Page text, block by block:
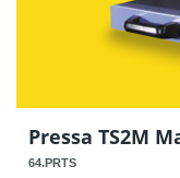
Pressa TS2M
64.PRTS